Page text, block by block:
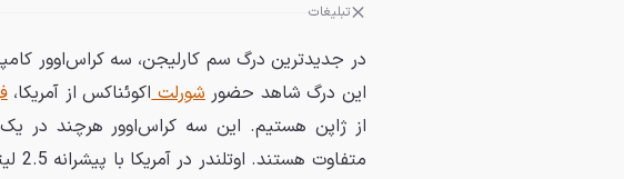
تبلیغات
در جدیدترین درگ سم کارلیجن، سه کراس‌اوور
این درگ شاهد حضورشورلتاکوئناکس از آمریکا،
از ژاپن هستیم. این سه کراس‌اوور هرچند در